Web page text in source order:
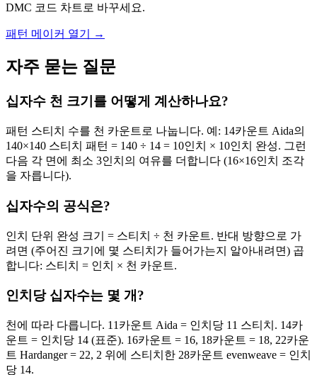
DMC 코드 차트로 바꾸세요.
패턴 메이커 열기 →
자주 묻는 질문
십자수 천 크기를 어떻게 계산하나요?
패턴 스티치 수를 천 카운트로 나눕니다. 예: 14카운트 Aida의
140×140 스티치 패턴 = 140 ÷ 14 = 10인치 × 10인치 완성. 그런
다음 각 면에 최소 3인치의 여유를 더합니다 (16×16인치 조각
을 자릅니다).
십자수의 공식은?
인치 단위 완성 크기 = 스티치 ÷ 천 카운트. 반대 방향으로 가
려면 (주어진 크기에 몇 스티치가 들어가는지 알아내려면) 곱
합니다: 스티치 = 인치 × 천 카운트.
인치당 십자수는 몇 개?
천에 따라 다릅니다. 11카운트 Aida = 인치당 11 스티치. 14카
운트 = 인치당 14 (표준). 16카운트 = 16, 18카운트 = 18, 22카운
트 Hardanger = 22, 2 위에 스티치한 28카운트 evenweave = 인치
당 14.